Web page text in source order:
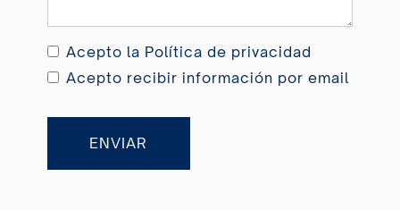
Acepto la Política de privacidad
Acepto recibir información por email
ENVIAR